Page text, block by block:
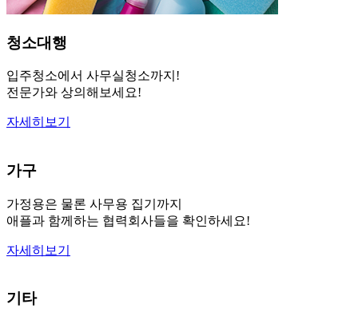
청소대행
입주청소에서 사무실청소까지!
전문가와 상의해보세요!
자세히보기
가구
가정용은 물론 사무용 집기까지
애플과 함께하는 협력회사들을 확인하세요!
자세히보기
기타